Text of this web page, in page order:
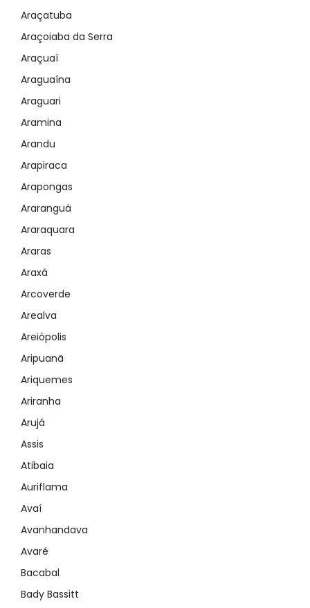
Araçatuba
Araçoiaba da Serra
Araçuaí
Araguaína
Araguari
Aramina
Arandu
Arapiraca
Arapongas
Araranguá
Araraquara
Araras
Araxá
Arcoverde
Arealva
Areiópolis
Aripuanã
Ariquemes
Ariranha
Arujá
Assis
Atibaia
Auriflama
Avaí
Avanhandava
Avaré
Bacabal
Bady Bassitt